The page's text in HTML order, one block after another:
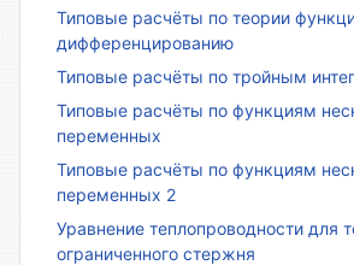
Типовые расчёты по теории
дифференцированию
Типовые расчёты по тройным
Типовые расчёты по функциям
переменных
Типовые расчёты по функциям
переменных 2
Уравнение теплопроводности для
ограниченного стержня